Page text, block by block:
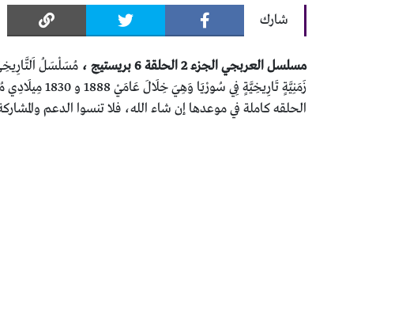
شارك
مسلسل العربجي الجزء 2 الحلقة 6 بريستيج ،
الحلقه كاملة في موعدها إن شاء الله، فلا تنسوا الدعم